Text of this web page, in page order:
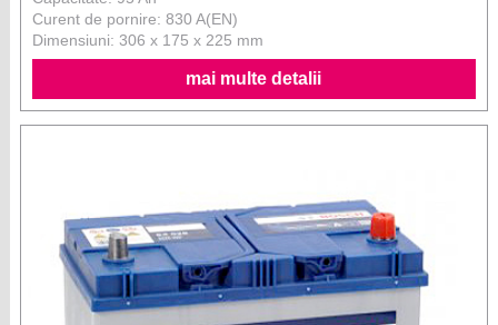
Curent de pornire: 830 A(EN)
Dimensiuni: 306 x 175 x 225 mm
mai multe detalii